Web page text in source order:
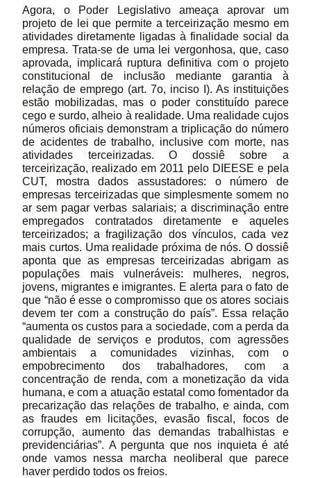
Agora, o Poder Legislativo ameaça aprovar um
projeto de lei que permite a terceirização mesmo em
atividades diretamente ligadas à finalidade social da
empresa. Trata-se de uma lei vergonhosa, que, caso
aprovada, implicará ruptura definitiva com o projeto
constitucional de inclusão mediante garantia à
relação de emprego (art. 7o, inciso I). As instituições
estão mobilizadas, mas o poder constituído parece
cego e surdo, alheio à realidade. Uma realidade cujos
números oficiais demonstram a triplicação do número
de acidentes de trabalho, inclusive com morte, nas
atividades terceirizadas. O dossiê sobre a
terceirização, realizado em 2011 pelo DIEESE e pela
CUT, mostra dados assustadores: o número de
empresas terceirizadas que simplesmente somem no
ar sem pagar verbas salariais; a discriminação entre
empregados contratados diretamente e aqueles
terceirizados; a fragilização dos vínculos, cada vez
mais curtos. Uma realidade próxima de nós. O dossiê
aponta que as empresas terceirizadas abrigam as
populações mais vulneráveis: mulheres, negros,
jovens, migrantes e imigrantes. E alerta para o fato de
que “não é esse o compromisso que os atores sociais
devem ter com a construção do país”. Essa relação
“aumenta os custos para a sociedade, com a perda da
qualidade de serviços e produtos, com agressões
ambientais a comunidades vizinhas, com o
empobrecimento dos trabalhadores, com a
concentração de renda, com a monetização da vida
humana, e com a atuação estatal como fomentador da
precarização das relações de trabalho, e ainda, com
as fraudes em licitações, evasão fiscal, focos de
corrupção, aumento das demandas trabalhistas e
previdenciárias”. A pergunta que nos inquieta é até
onde vamos nessa marcha neoliberal que parece
haver perdido todos os freios.